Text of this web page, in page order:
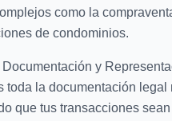
como la
de condominios.
y
toda la documentación legal
que tus transacciones